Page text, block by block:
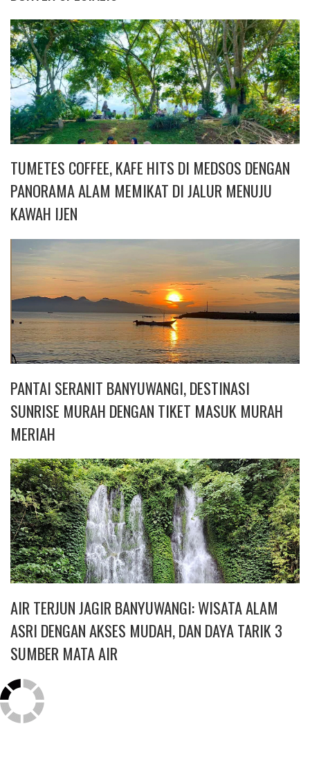
TUMETES COFFEE, KAFE HITS DI MEDSOS DENGAN
PANORAMA ALAM MEMIKAT DI JALUR MENUJU
KAWAH IJEN
PANTAI SERANIT BANYUWANGI, DESTINASI
SUNRISE MURAH DENGAN TIKET MASUK MURAH
MERIAH
AIR TERJUN JAGIR BANYUWANGI: WISATA ALAM
ASRI DENGAN AKSES MUDAH, DAN DAYA TARIK 3
SUMBER MATA AIR